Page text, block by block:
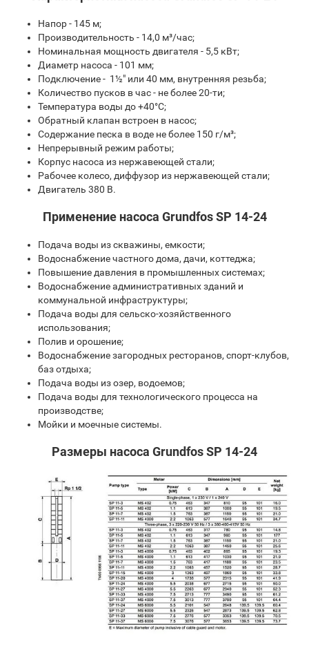
Напор - 145 м;
Производительность - 14,0 м³/час;
Номинальная мощность двигателя - 5,5 кВт;
Диаметр насоса - 101 мм;
Подключение - 1½" или 40 мм, внутренняя резьба;
Количество пусков в час - не более 20-ти;
Температура воды до +40°С;
Обратный клапан встроен в насос;
Содержание песка в воде не более 150 г/м³;
Непрерывный режим работы;
Корпус насоса из нержавеющей стали;
Рабочее колесо, диффузор из нержавеющей стали;
Двигатель 380 В.
Применение насоса Grundfos SP 14-24
Подача воды из скважины, емкости;
Водоснабжение частного дома, дачи, коттеджа;
Повышение давления в промышленных системах;
Водоснабжение административных зданий и
коммунальной инфраструктуры;
Подача воды для сельско-хозяйственного
использования;
Полив и орошение;
Водоснабжение загородных ресторанов, спорт-клубов,
баз отдыха;
Подача воды из озер, водоемов;
Подача воды для технологического процесса на
производстве;
Мойки и моечные системы.
Размеры насоса Grundfos SP 14-24